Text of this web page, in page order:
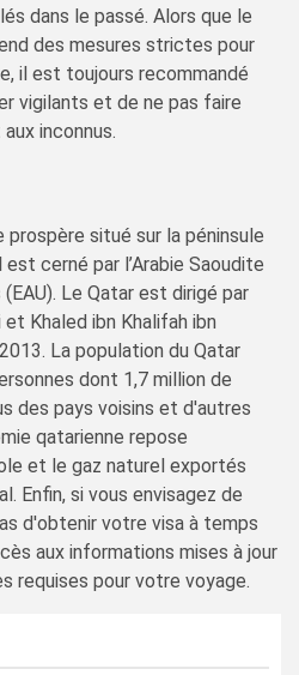
dans le passé. Alors que le
des mesures strictes pour
il est toujours recommandé
vigilants et de ne pas faire
inconnus.
situé sur la péninsule
cerné par l’Arabie Saoudite
Le Qatar est dirigé par
Khaled ibn Khalifah ibn
La population du Qatar
dont 1,7 million de
des pays voisins et d'autres
qatarienne repose
et le gaz naturel exportés
Enfin, si vous envisagez de
d'obtenir votre visa à temps
aux informations mises à jour
requises pour votre voyage.